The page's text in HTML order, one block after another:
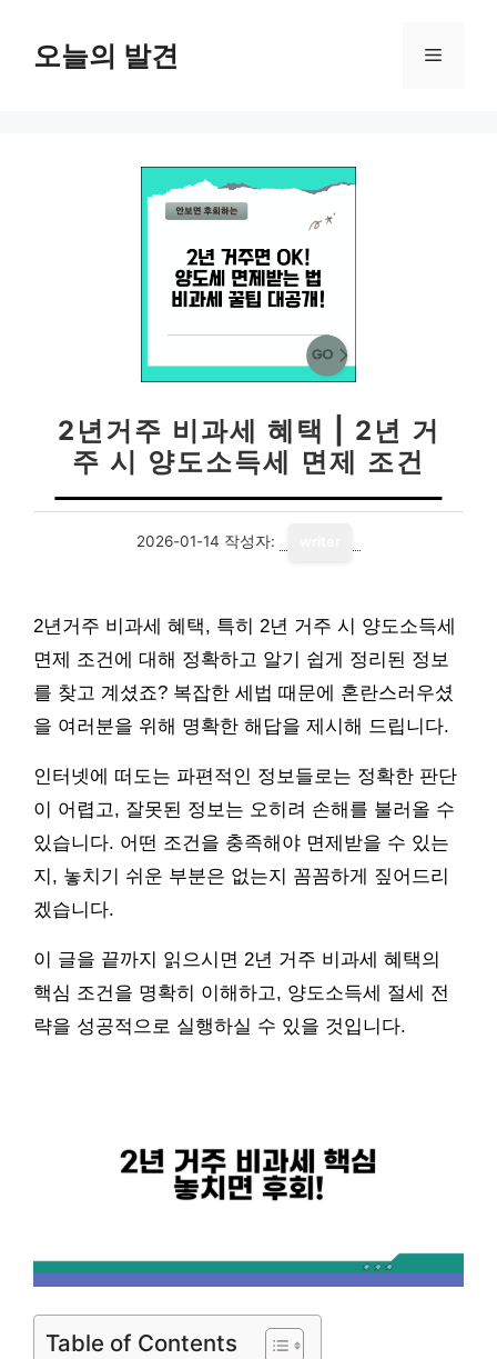
오늘의 발견 메
2년거주 비과세 혜택 | 2년 거
주 시 양도소득세 면제 조건
2026-01-14 작성자:
2년거주 비과세 혜택, 특히 2년 거주 시 양도소득세
면제 조건에 대해 정확하고 알기 쉽게 정리된 정보
를 찾고 계셨죠? 복잡한 세법 때문에 혼란스러우셨
을 여러분을 위해 명확한 해답을 제시해 드립니다.
인터넷에 떠도는 파편적인 정보들로는 정확한 판단
이 어렵고, 잘못된 정보는 오히려 손해를 불러올 수
있습니다. 어떤 조건을 충족해야 면제받을 수 있는
지, 놓치기 쉬운 부분은 없는지 꼼꼼하게 짚어드리
겠습니다.
이 글을 끝까지 읽으시면 2년 거주 비과세 혜택의
핵심 조건을 명확히 이해하고, 양도소득세 절세 전
략을 성공적으로 실행하실 수 있을 것입니다.
Table of Contents